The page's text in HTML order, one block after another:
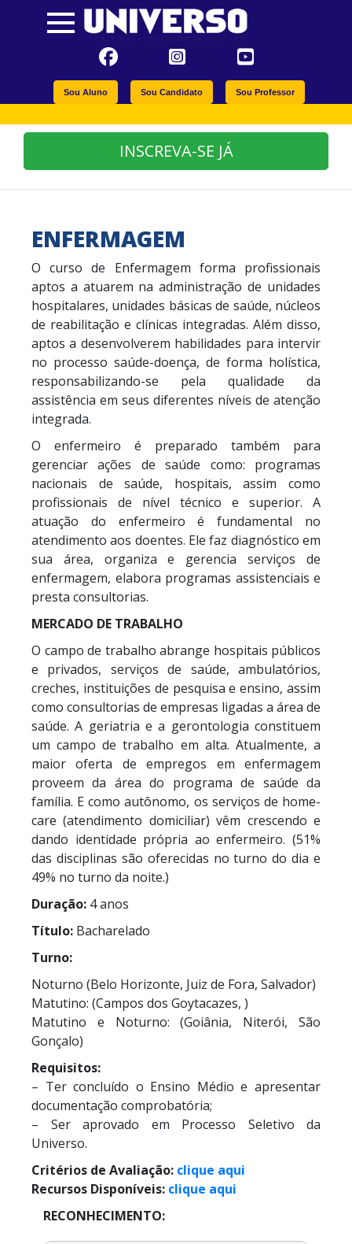
Sou Aluno Sou Candidato Sou Professor
INSCREVA-SE JÁ
ENFERMAGEM
O curso de Enfermagem forma profissionais
aptos a atuarem na administração de unidades
hospitalares, unidades básicas de saúde, núcleos
de reabilitação e clínicas integradas. Além disso,
aptos a desenvolverem habilidades para intervir
no processo saúde-doença, de forma holística,
responsabilizando-se pela qualidade da
assistência em seus diferentes níveis de atenção
integrada.
O enfermeiro é preparado também para
gerenciar ações de saúde como: programas
nacionais de saúde, hospitais, assim como
profissionais de nível técnico e superior. A
atuação do enfermeiro é fundamental no
atendimento aos doentes. Ele faz diagnóstico em
sua área, organiza e gerencia serviços de
enfermagem, elabora programas assistenciais e
presta consultorias.
MERCADO DE TRABALHO
O campo de trabalho abrange hospitais públicos
e privados, serviços de saúde, ambulatórios,
creches, instituições de pesquisa e ensino, assim
como consultorias de empresas ligadas a área de
saúde. A geriatria e a gerontologia constituem
um campo de trabalho em alta. Atualmente, a
maior oferta de empregos em enfermagem
proveem da área do programa de saúde da
família. E como autônomo, os serviços de home-
care (atendimento domiciliar) vêm crescendo e
dando identidade própria ao enfermeiro. (51%
das disciplinas são oferecidas no turno do dia e
49% no turno da noite.)
Duração: 4 anos
Título: Bacharelado
Turno:
Noturno (Belo Horizonte, Juiz de Fora, Salvador)
Matutino: (Campos dos Goytacazes, )
Matutino e Noturno: (Goiânia, Niterói, São
Gonçalo)
Requisitos:
– Ter concluído o Ensino Médio e apresentar
documentação comprobatória;
– Ser aprovado em Processo Seletivo da
Universo.
Critérios de Avaliação: clique aqui
Recursos Disponíveis: clique aqui
RECONHECIMENTO: